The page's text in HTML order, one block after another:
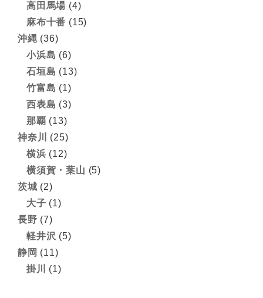
高田馬場 (4)
麻布十番 (15)
沖縄 (36)
小浜島 (6)
石垣島 (13)
竹富島 (1)
西表島 (3)
那覇 (13)
神奈川
(25)
横浜 (12)
横須賀・葉山 (5)
茨城 (2)
大子 (1)
長野 (7)
軽井沢 (5)
静岡 (11)
掛川
(1)